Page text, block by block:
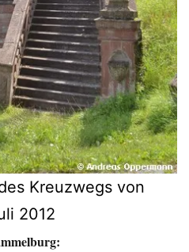
Kreuzwegs von
2012